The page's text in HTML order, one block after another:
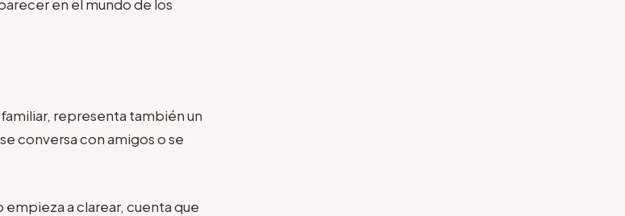
en el mundo de los
representa también un
conversa con amigos o se
empieza a clarear, cuenta que